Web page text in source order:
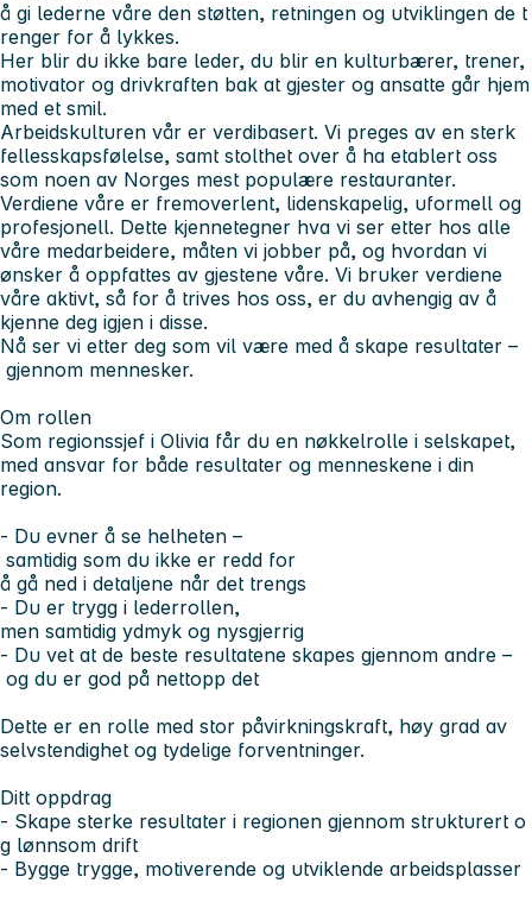
å gi lederne våre den støtten, retningen og utviklingen de t
renger for å lykkes.
Her blir du ikke bare leder, du blir en kulturbærer, trener,
motivator og drivkraften bak at gjester og ansatte går hjem
med et smil.
Arbeidskulturen vår er verdibasert. Vi preges av en sterk
fellesskapsfølelse, samt stolthet over å ha etablert oss
som noen av Norges mest populære restauranter.
Verdiene våre er fremoverlent, lidenskapelig, uformell og
profesjonell. Dette kjennetegner hva vi ser etter hos alle
våre medarbeidere, måten vi jobber på, og hvordan vi
ønsker å oppfattes av gjestene våre. Vi bruker verdiene
våre aktivt, så for å trives hos oss, er du avhengig av å
kjenne deg igjen i disse.
Nå ser vi etter deg som vil være med å skape resultater –
gjennom mennesker.
Om rollen
Som regionssjef i Olivia får du en nøkkelrolle i selskapet,
med ansvar for både resultater og menneskene i din
region.
- Du evner å se helheten –
samtidig som du ikke er redd for
å gå ned i detaljene når det trengs
- Du er trygg i lederrollen,
men samtidig ydmyk og nysgjerrig
- Du vet at de beste resultatene skapes gjennom andre –
og du er god på nettopp det
Dette er en rolle med stor påvirkningskraft, høy grad av
selvstendighet og tydelige forventninger.
Ditt oppdrag
- Skape sterke resultater i regionen gjennom strukturert o
g lønnsom drift
- Bygge trygge, motiverende og utviklende arbeidsplasser